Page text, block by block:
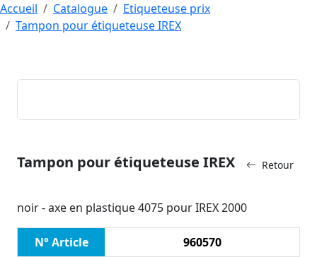
Accueil Catalogue
Etiqueteuse prix
Tampon pour étiqueteuse IREX
Retour
Tampon pour étiqueteuse IREX
noir - axe en plastique 4075 pour IREX 2000
N° Article
960570